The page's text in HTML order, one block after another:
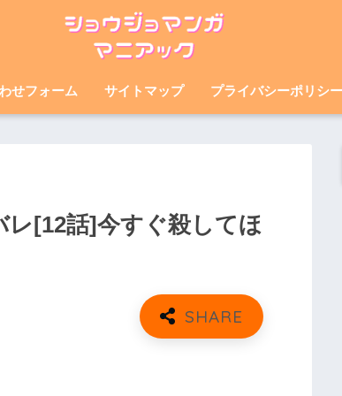
せフォーム サイトマップ プライバシーポリシー
レ[12話]今すぐ殺してほ